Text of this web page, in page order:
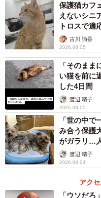
鎌田さんの家に来た頃。毛はふ
かったという
鎌田さんとお母さんは同
のまま買い手が見つから
れるんじゃないか」。2人
飼おう！」。お財布の中
あったそうです。
「もともと、長毛の子も
です。でもそんなにお金
円の子に出会った。運命
保護猫カフ
えないシニ
トロスで適
古川 諭香
2026.08.05
「そのま
い猫を前に
した4日間
体代表の訴え
渡辺 晴子
2026.08.05
「世の中
み合う保護
がガラリ…
渡辺 晴子
2026.08.04
アク
「ウソだ